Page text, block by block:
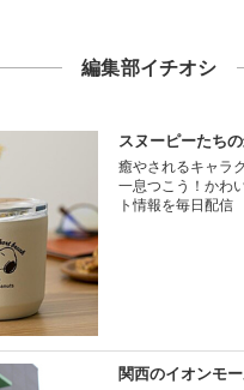
編集部イチオシ
スヌーピーたち
癒やされるキャラ
一息つこう！かわ
ト情報を毎日配信
関西のイオンモ